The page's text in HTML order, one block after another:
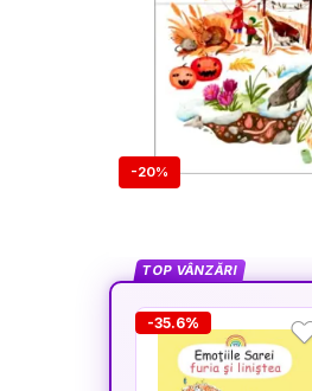
-20%
TOP VÂNZĂRI
-35.6%